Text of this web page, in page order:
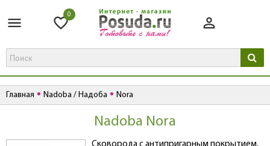
0
Главная Nadoba / Надоба Nora
Nadoba Nora